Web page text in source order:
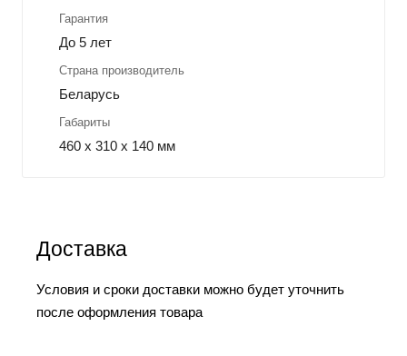
Гарантия
До 5 лет
Страна производитель
Беларусь
Габариты
460 х 310 х 140 мм
Доставка
Условия и сроки доставки можно будет уточнить
после оформления товара